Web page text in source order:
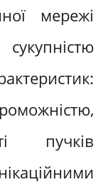
мережі
пучків